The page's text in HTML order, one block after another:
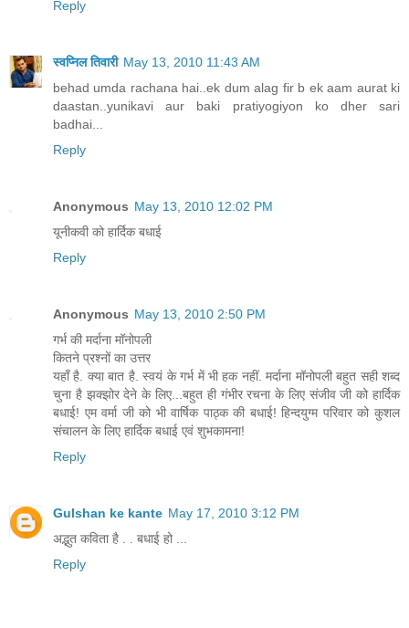
Reply
स्वप्निल तिवारी May 13, 2010 11:43 AM
behad umda rachana hai..ek dum alag fir b ek aam aurat ki
daastan..yunikavi aur baki pratiyogiyon ko dher sari
badhai...
Reply
Anonymous May 13, 2010 12:02 PM
यूनीकवी को हार्दिक बधाई
Reply
Anonymous May 13, 2010 2:50 PM
गर्भ की मर्दाना मॉनोपली
कितने प्रश्नों का उत्तर
यहाँ है. क्या बात है. स्वयं के गर्भ में भी हक नहीं. मर्दाना मॉनोपली बहुत सही शब्द
चुना है झक्झोर देने के लिए...बहुत ही गंभीर रचना के लिए संजीव जी को हार्दिक
बधाई! एम वर्मा जी को भी वार्षिक पाठ्क की बधाई! हिन्दयुग्म परिवार को कुशल
संचालन के लिए हार्दिक बधाई एवं शुभकामना!
Reply
Gulshan ke kante May 17, 2010 3:12 PM
अद्भुत कविता है . . बधाई हो ...
Reply